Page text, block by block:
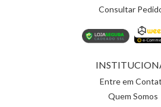
Consultar
Entre em
Quem Somos